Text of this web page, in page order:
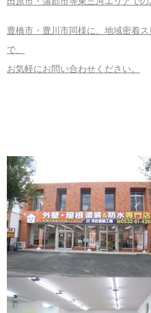
豊橋市・豊川市同様に、地域密着
で、
お気軽にお問い合わせください。